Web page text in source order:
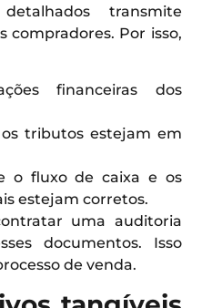
transmite
compradores. Por isso,
financeiras dos
tributos estejam em
o fluxo de caixa e os
estejam corretos.
uma auditoria
documentos. Isso
de venda.